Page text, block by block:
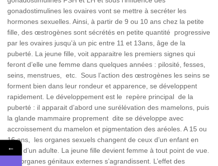
gonadostimulines les ovaires vont se mettre à secréter les
hormones sexuelles. Ainsi, à partir de 9 ou 10 ans chez la petite
fille, des œstrogènes sont sécrétés en petite quantité progressive
par les ovaires jusqu’à un pic entre 11 et 13ans, âge de la
puberté. La jeune fille, voit apparaitre les premiers signes qui
feront d’elle une femme dans quelques années : pilosité, fesses,
seins, menstrues, etc. Sous l’action des œstrogènes les seins se
forment bien dans leur rondeur et apparence, se développent
rapidement. Le développement est le repère principal de la
puberté : il apparait d’abord une surélévation des mamelons, puis
la glande mammaire proprement dite se développe avec
accroissement du mamelon et pigmentation des aréoles. A 15 ou
16 ans, les organes sexuels changent de ceux d’un enfant en
celui d’un adulte. La jeune fille devient femme à tout point de vue.
Les organes génitaux externes s’agrandissent. L’effet des
←